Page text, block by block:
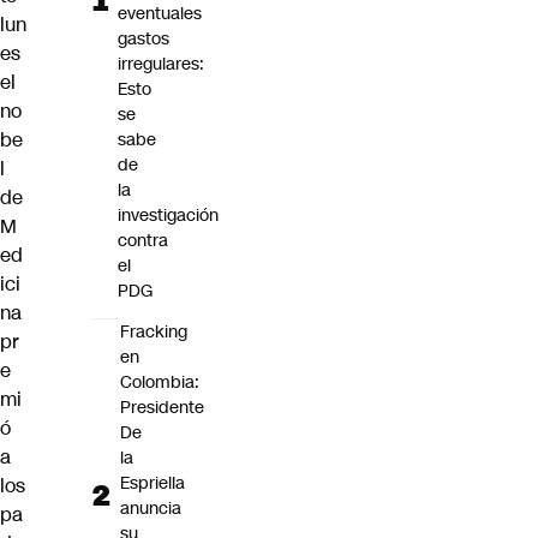
lun
es
el
no
be
l
de
M
ed
ici
na
pr
e
mi
ó
a
los
pa
eventuales
gastos
irregulares:
Esto
se
sabe
de
la
investigación
contra
el
PDG
Fracking
en
Colombia:
Presidente
De
la
Espriella
anuncia
su